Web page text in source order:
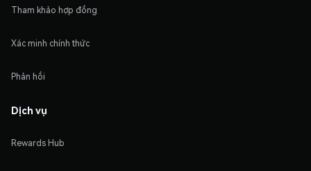
Tham khảo hợp đồng
Xác minh chính thức
Phản hồi
Dịch vụ
Rewards Hub